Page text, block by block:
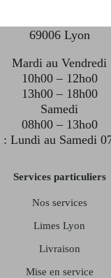
69006 Lyon
Mardi au Vendredi
10h00 – 12ho0
13h00 – 18h00
Samedi
08h00 – 13ho0
Lundi au Samedi
Services particuliers
Nos services
Limes Lyon
Livraison
Mise en service